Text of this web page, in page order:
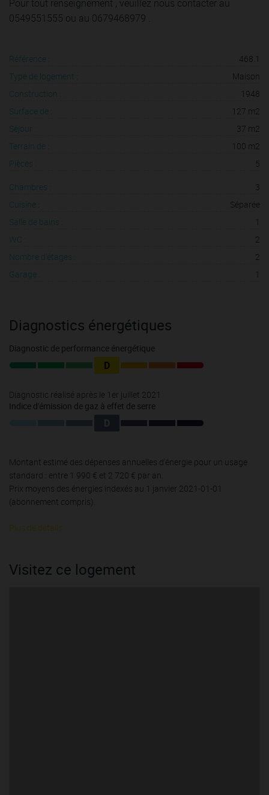
Pour tout renseignement , veuillez nous contacter au
0549551555 ou au 0679468979 .
Référence :
468.1
Type de logement :
Maison
Construction :
1948
Surface de :
127 m2
Séjour :
37 m2
Terrain de :
100 m2
Pièces :
5
Chambres :
3
Cuisine :
Séparée
Salle de bains :
1
WC :
2
Nombre d'étages :
2
Garage :
1
Diagnostics énergétiques
Diagnostic de performance énergétique
D
Diagnostic réalisé après le 1er juillet 2021
Indice d'émission de gaz à effet de serre
D
Montant estimé des dépenses annuelles d'énergie pour un usage
standard : entre 1 990 € et 2 720 € par an.
Prix moyens des énergies indexés au 1 janvier 2021-01-01
(abonnement compris).
Plus de détails
Visitez ce logement